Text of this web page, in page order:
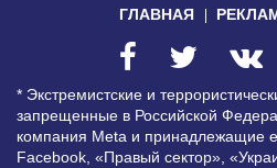
ГЛАВНАЯ
* Экстремистские и
запрещенные в Российской
компания Meta и принадлежащие
Facebook, «Правый сектор»,